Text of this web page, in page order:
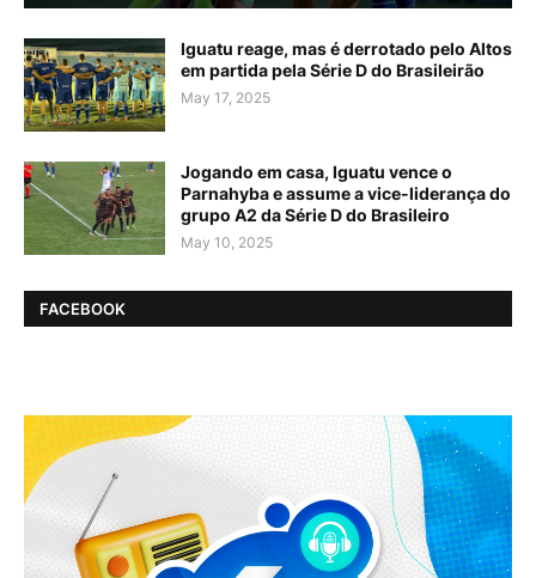
Iguatu reage, mas é derrotado pelo Altos
em partida pela Série D do Brasileirão
May 17, 2025
Jogando em casa, Iguatu vence o
Parnahyba e assume a vice-liderança do
grupo A2 da Série D do Brasileiro
May 10, 2025
FACEBOOK